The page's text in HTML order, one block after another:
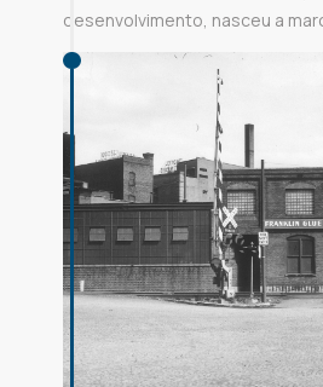
desenvolvimento, nasceu a